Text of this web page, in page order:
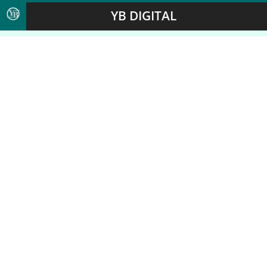
YB DIGITAL